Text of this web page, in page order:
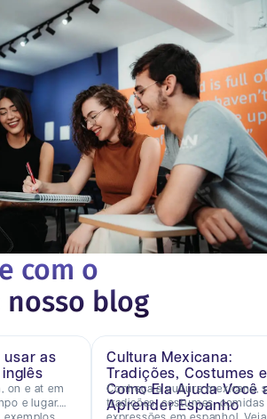
com o
blog
usar as
on e at em
e lugar.
Cultura Mexicana:
Tradições, Costumes e
Como Ela Ajuda Você
Aprender Espanho
Conheça a cultura mexicana,
tradições, costumes, comidas